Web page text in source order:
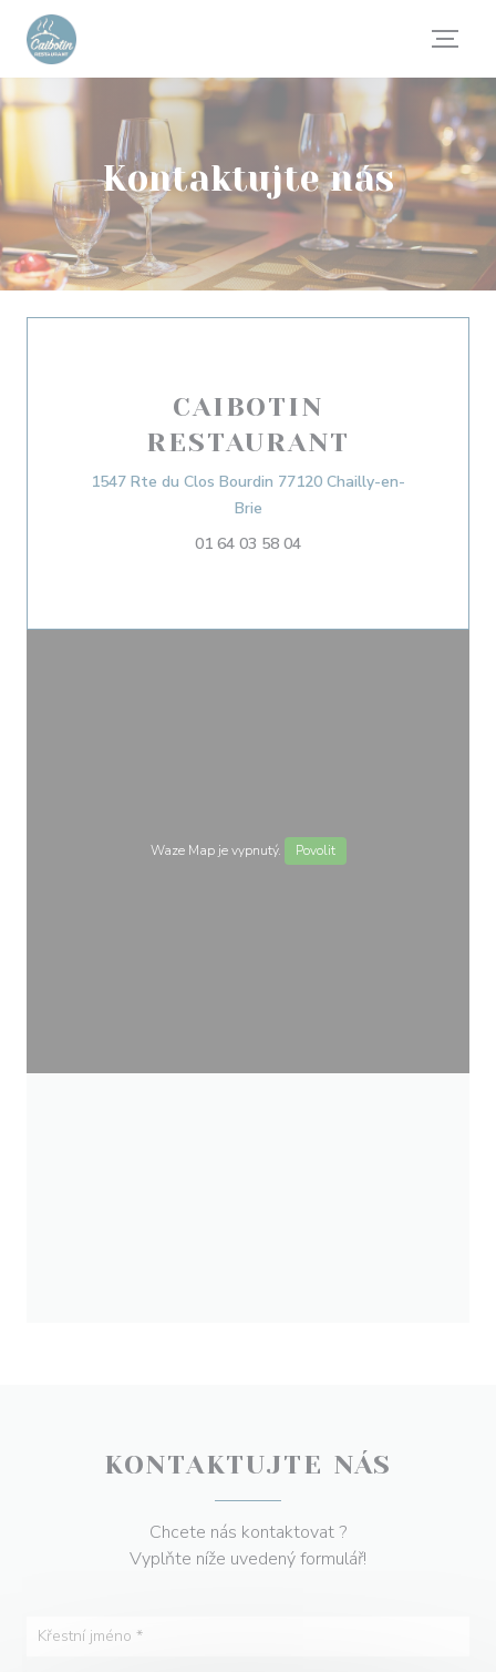
Panel pro správu cookies
Kontaktujte nás
CAIBOTIN
RESTAURANT
1547 Rte du Clos Bourdin 77120 Chailly-en-
Brie((otevře se v novém okně))
01 64 03 58 04
Waze Map je vypnutý. Povolit
KONTAKTUJTE NÁS
Chcete nás kontaktovat ?
Vyplňte níže uvedený formulář!